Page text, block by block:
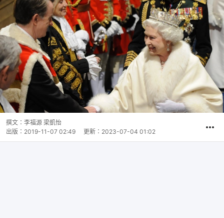
撰文： 李福源 梁凱怡
出版： 2019-11-07 02:49 更新： 2023-07-04 01:02